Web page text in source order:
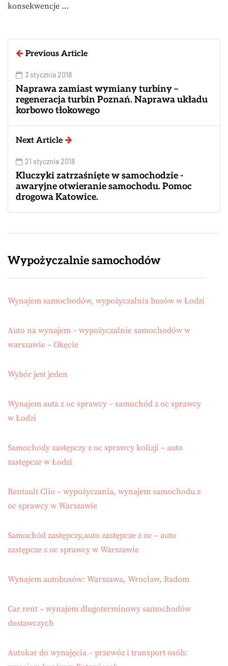
konsekwencje …
Previous Article
3 stycznia 2018
Naprawa zamiast wymiany turbiny –
regeneracja turbin Poznań. Naprawa układu
korbowo tłokowego
Next Article
21 stycznia 2018
Kluczyki zatrzaśnięte w samochodzie -
awaryjne otwieranie samochodu. Pomoc
drogowa Katowice.
Wypożyczalnie samochodów
Wynajem samochodów, wypożyczalnia busów w Łodzi
Auto na wynajem – wypożyczalnie samochodów w
warszawie – Okęcie
Wybór jest jeden
Wynajem auta z oc sprawcy – samochód z oc sprawcy
w Łodzi
Samochody zastępczy z oc sprawcy kolizji – auto
zastępcze w Łodzi
Rentault Clio – wypożyczania, wynajem samochodu z
oc sprawcy w Warszawie
Samochód zastępczy,auto zastępcze z oc – auto
zastępcze z oc sprawcy w Warszawie
Wynajem autobusów: Warszawa, Wrocław, Radom
Car rent – wynajem długoterminowy samochodów
dostawczych
Autokar do wynajęcia – przewóz i transport osób: